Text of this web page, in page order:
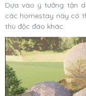
Dựa vào ý tưởng tận
các homestay này có
thù độc đáo khác.